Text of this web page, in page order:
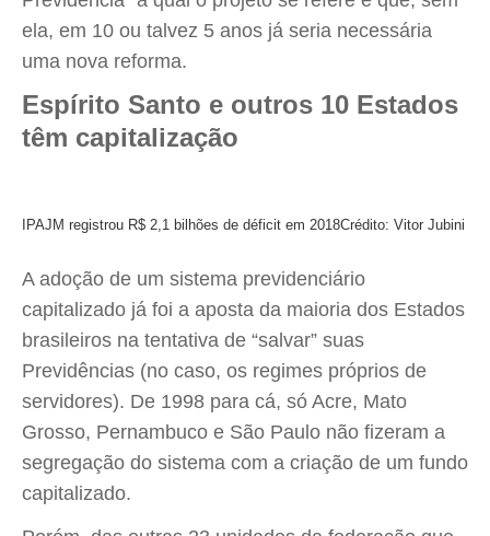
ela, em 10 ou talvez 5 anos já seria necessária
uma nova reforma.
Espírito Santo e outros 10 Estados
têm capitalização
IPAJM registrou R$ 2,1 bilhões de déficit em 2018Crédito: Vitor Jubini
A adoção de um sistema previdenciário
capitalizado já foi a aposta da maioria dos Estados
brasileiros na tentativa de “salvar” suas
Previdências (no caso, os regimes próprios de
servidores). De 1998 para cá, só Acre, Mato
Grosso, Pernambuco e São Paulo não fizeram a
segregação do sistema com a criação de um fundo
capitalizado.